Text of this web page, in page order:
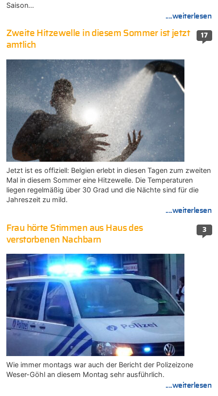
Saison…
....weiterlesen
17
Zweite Hitzewelle in diesem Sommer ist jetzt
amtlich
Jetzt ist es offiziell: Belgien erlebt in diesen Tagen zum zweiten
Mal in diesem Sommer eine Hitzewelle. Die Temperaturen
liegen regelmäßig über 30 Grad und die Nächte sind für die
Jahreszeit zu mild.
....weiterlesen
3
Frau hörte Stimmen aus Haus des
verstorbenen Nachbarn
Wie immer montags war auch der Bericht der Polizeizone
Weser-Göhl an diesem Montag sehr ausführlich.
....weiterlesen